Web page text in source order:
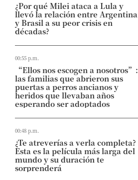
¿Por qué Milei ataca a Lula y
llevó la relación entre Argentina
y Brasil a su peor crisis en
décadas?
00:55 p.m.
“Ellos nos escogen a nosotros”:
las familias que abrieron sus
puertas a perros ancianos y
heridos que llevaban años
esperando ser adoptados
00:48 p.m.
¿Te atreverías a verla completa?
Esta es la película más larga del
mundo y su duración te
sorprenderá